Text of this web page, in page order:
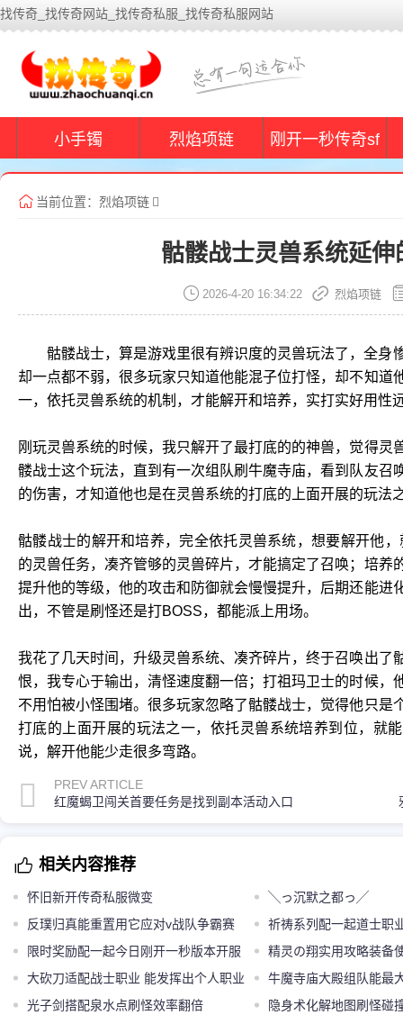
找传奇_找传奇网站_找传奇私服_找传奇私服网站
小手镯 烈焰项链 刚开一秒传奇sf
当前位置： 烈焰项链
骷髅战士灵兽系统延
2026-4-20 16:34:22 烈焰项链
骷髅战士，算是游戏里很有辨识度的灵兽玩法了，全
却一点都不弱，很多玩家只知道他能混子位打怪，却不知
一，依托灵兽系统的机制，才能解开和培养，实打实好用性
刚玩灵兽系统的时候，我只解开了最打底的的神兽，觉得
髅战士这个玩法，直到有一次组队刷牛魔寺庙，看到队友
的伤害，才知道他也是在灵兽系统的打底的上面开展的玩法
骷髅战士的解开和培养，完全依托灵兽系统，想要解开他
的灵兽任务，凑齐管够的灵兽碎片，才能搞定了召唤；培
提升他的等级，他的攻击和防御就会慢慢提升，后期还能
出，不管是刷怪还是打BOSS，都能派上用场。
我花了几天时间，升级灵兽系统、凑齐碎片，终于召唤出
恨，我专心于输出，清怪速度翻一倍；打祖玛卫士的时候
不用怕被小怪围堵。很多玩家忽略了骷髅战士，觉得他只
打底的上面开展的玩法之一，依托灵兽系统培养到位，就
说，解开他能少走很多弯路。
PREV ARTICLE
红魔蝎卫闯关首要任务是找到副本活动入口
相关内容推荐
怀旧新开传奇私服微变
╲っ沉默之都っ╱
反璞归真能重置用它应对v战队争霸赛
的三种经典组队方式超灵活
祈祷系列配一起道士职
合
限时奖励配一起今日刚开一秒版本开服
即享的趣味娱乐福利
精灵の翔实用攻略装备
键问题
大砍刀适配战士职业 能发挥出个人职业
属性应该有的优势
牛魔寺庙大殿组队能最
力
光子剑搭配泉水点刷怪效率翻倍
隐身术化解地图刷怪碰